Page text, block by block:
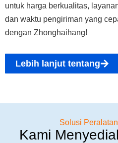
untuk harga berkualitas,
dan waktu pengiriman yang
dengan Zhonghaihang!
Lebih lanjut tentang
Solusi
Kami